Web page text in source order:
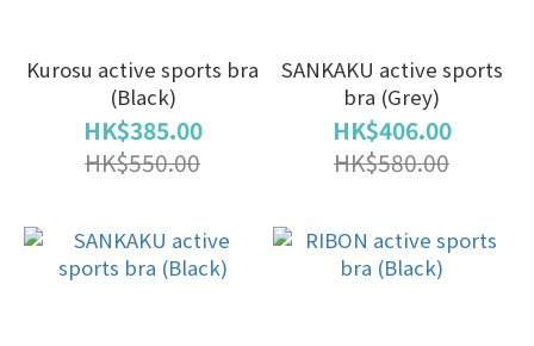
Kurosu active sports bra
(Black)
HK$385.00
HK$550.00
SANKAKU active sports
bra (Grey)
HK$406.00
HK$580.00